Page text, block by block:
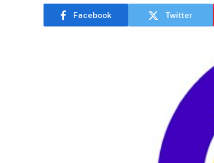
Facebook Twitter